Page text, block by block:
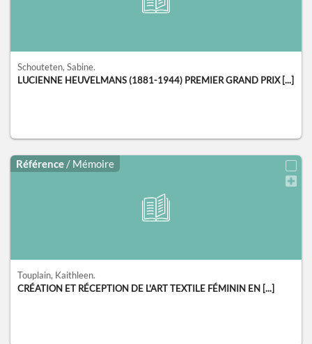
Schouteten, Sabine.
LUCIENNE HEUVELMANS (1881-1944) PREMIER GRAND PRIX [...]
Référence / Mémoire
Touplain, Kaithleen.
CRÉATION ET RÉCEPTION DE L'ART TEXTILE FÉMININ EN [...]